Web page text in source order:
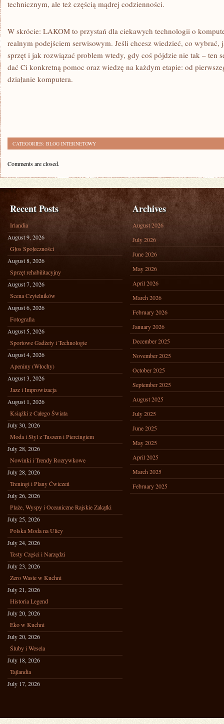
technicznym, ale też częścią mądrej codzienności.
W skrócie: LAKOM to przystań dla ciekawych technologii o
realnym podejściem serwisowym. Jeśli chcesz wiedzieć, co
sprzęt i jak rozwiązać problem wtedy, gdy coś pójdzie nie tak – ten
dać Ci konkretną pomoc oraz wiedzę na każdym etapie: od
działanie komputera.
CATEGORIES: BLOG INTERNETOWY
Comments are closed.
Recent Posts
Irlandia
August 9, 2026
Głos Społeczności
August 8, 2026
Sprzęt rehabilitacyjny
August 7, 2026
Scena Czytelników
August 6, 2026
Fotografia
August 5, 2026
Sportowe Gadżety i Technologie
August 4, 2026
Apeniny (Włochy)
August 3, 2026
Jazz i Improwizacja
August 1, 2026
Książki z Całego Świata
July 30, 2026
Moda i Styl z Tuszem i Piercingiem
July 28, 2026
Nowinki i Trendy Rozrywkowe
July 28, 2026
Treningi i Plany Ćwiczeń
July 26, 2026
Plaże, Wyspy i Oceaniczne Rajskie Zakątki
July 25, 2026
Polska Moda na Ulicy
July 24, 2026
Testy Części i Narzędzi
July 23, 2026
Zero Waste w Kuchni
July 21, 2026
Historia Legend
July 20, 2026
Eko w Kuchni
July 20, 2026
Śluby i Wesela
July 18, 2026
Tajlandia
July 17, 2026
Archives
August 2026
July 2026
June 2026
May 2026
April 2026
March 2026
February 2026
January 2026
December 2025
November 2025
October 2025
September 2025
August 2025
July 2025
June 2025
May 2025
April 2025
March 2025
February 2025